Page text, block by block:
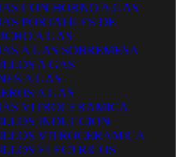
CON HORNO A GAS
PORTATILES DE
A GAS
A GAS SOBREMESA
A GAS
A GAS
A GAS
VITROCERAMICA
INDUCCION
VITROCERAMICA
ELECTRICOS